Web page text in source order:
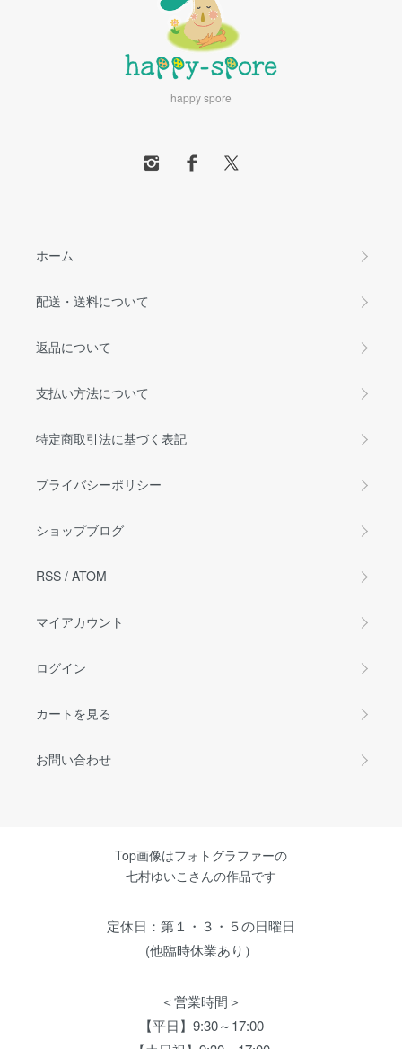
happy spore
ホーム
配送・送料について
返品について
支払い方法について
特定商取引法に基づく表記
プライバシーポリシー
ショップブログ
RSS / ATOM
マイアカウント
ログイン
カートを見る
お問い合わせ
Top画像はフォトグラファーの
七村ゆいこさんの作品です
定休日：第１・３・５の日曜日
(他臨時休業あり）
＜営業時間＞
【平日】9:30～17:00